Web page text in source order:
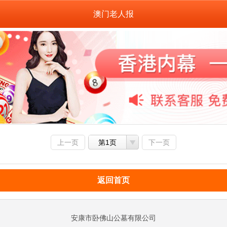
澳门老人报
上一页 第1页 下一页
返回首页
安康市卧佛山公墓有限公司